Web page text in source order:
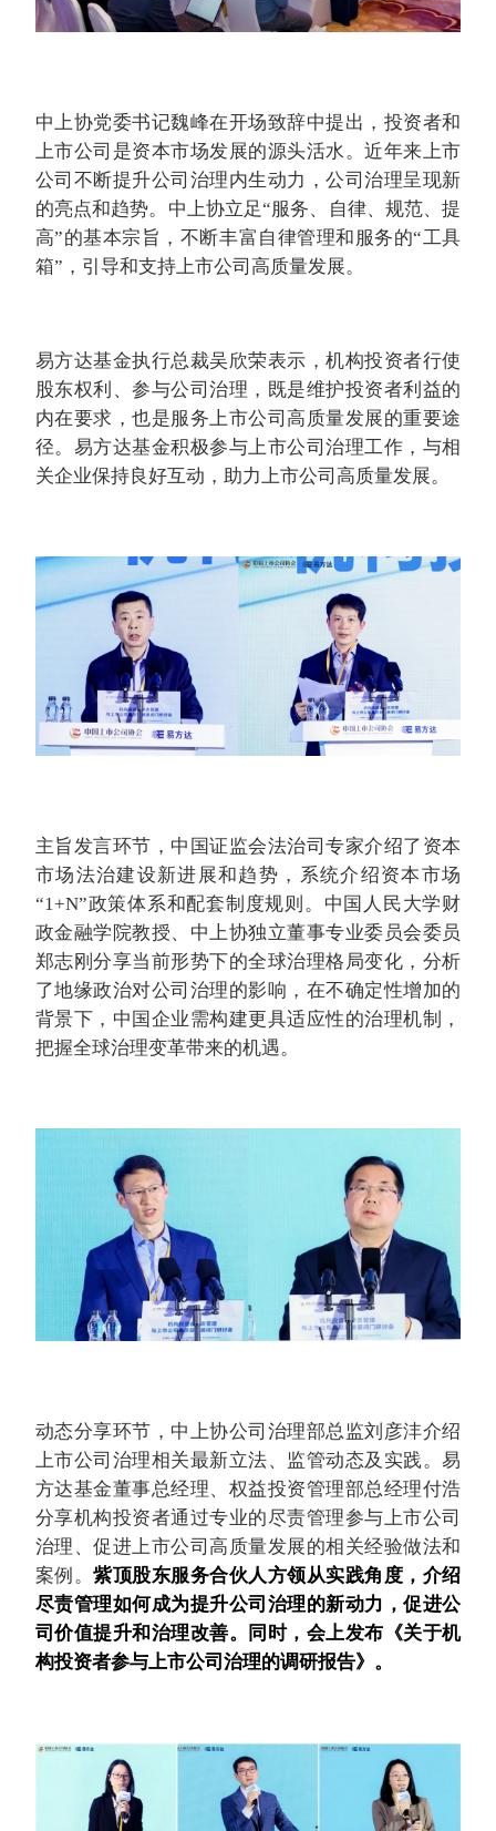
中上协党委书记魏峰在开场致辞中提出，投资者和
上市公司是资本市场发展的源头活水。近年来上市
公司不断提升公司治理内生动力，公司治理呈现新
的亮点和趋势。中上协立足“服务、自律、规范、提
高”的基本宗旨，不断丰富自律管理和服务的“工具
箱”，引导和支持上市公司高质量发展。
易方达基金执行总裁吴欣荣表示，机构投资者行使
股东权利、参与公司治理，既是维护投资者利益的
内在要求，也是服务上市公司高质量发展的重要途
径。易方达基金积极参与上市公司治理工作，与相
关企业保持良好互动，助力上市公司高质量发展。
主旨发言环节，中国证监会法治司专家介绍了资本
市场法治建设新进展和趋势，系统介绍资本市场
“1+N”政策体系和配套制度规则。中国人民大学财
政金融学院教授、中上协独立董事专业委员会委员
郑志刚分享当前形势下的全球治理格局变化，分析
了地缘政治对公司治理的影响，在不确定性增加的
背景下，中国企业需构建更具适应性的治理机制，
把握全球治理变革带来的机遇。
动态分享环节，中上协公司治理部总监刘彦沣介绍
上市公司治理相关最新立法、监管动态及实践。易
方达基金董事总经理、权益投资管理部总经理付浩
分享机构投资者通过专业的尽责管理参与上市公司
治理、促进上市公司高质量发展的相关经验做法和
案例。紫顶股东服务合伙人方领从实践角度，介绍
尽责管理如何成为提升公司治理的新动力，促进公
司价值提升和治理改善。同时，会上发布《关于机
构投资者参与上市公司治理的调研报告》。